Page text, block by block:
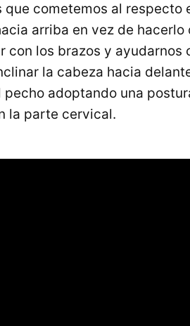
cometemos al respecto
arriba en vez de hacerlo
con los brazos y ayudarnos
la cabeza hacia
adoptando una
la parte cervical.